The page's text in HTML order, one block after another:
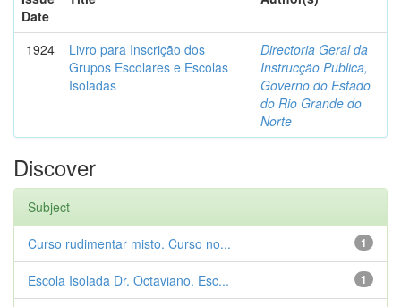
Date
1924
Livro para Inscrição dos
Grupos Escolares e Escolas
Isoladas
Directoria Geral da
Instrucção Publica,
Governo do Estado
do Rio Grande do
Norte
Discover
Subject
1
Curso rudimentar misto. Curso no...
1
Escola Isolada Dr. Octaviano. Esc...